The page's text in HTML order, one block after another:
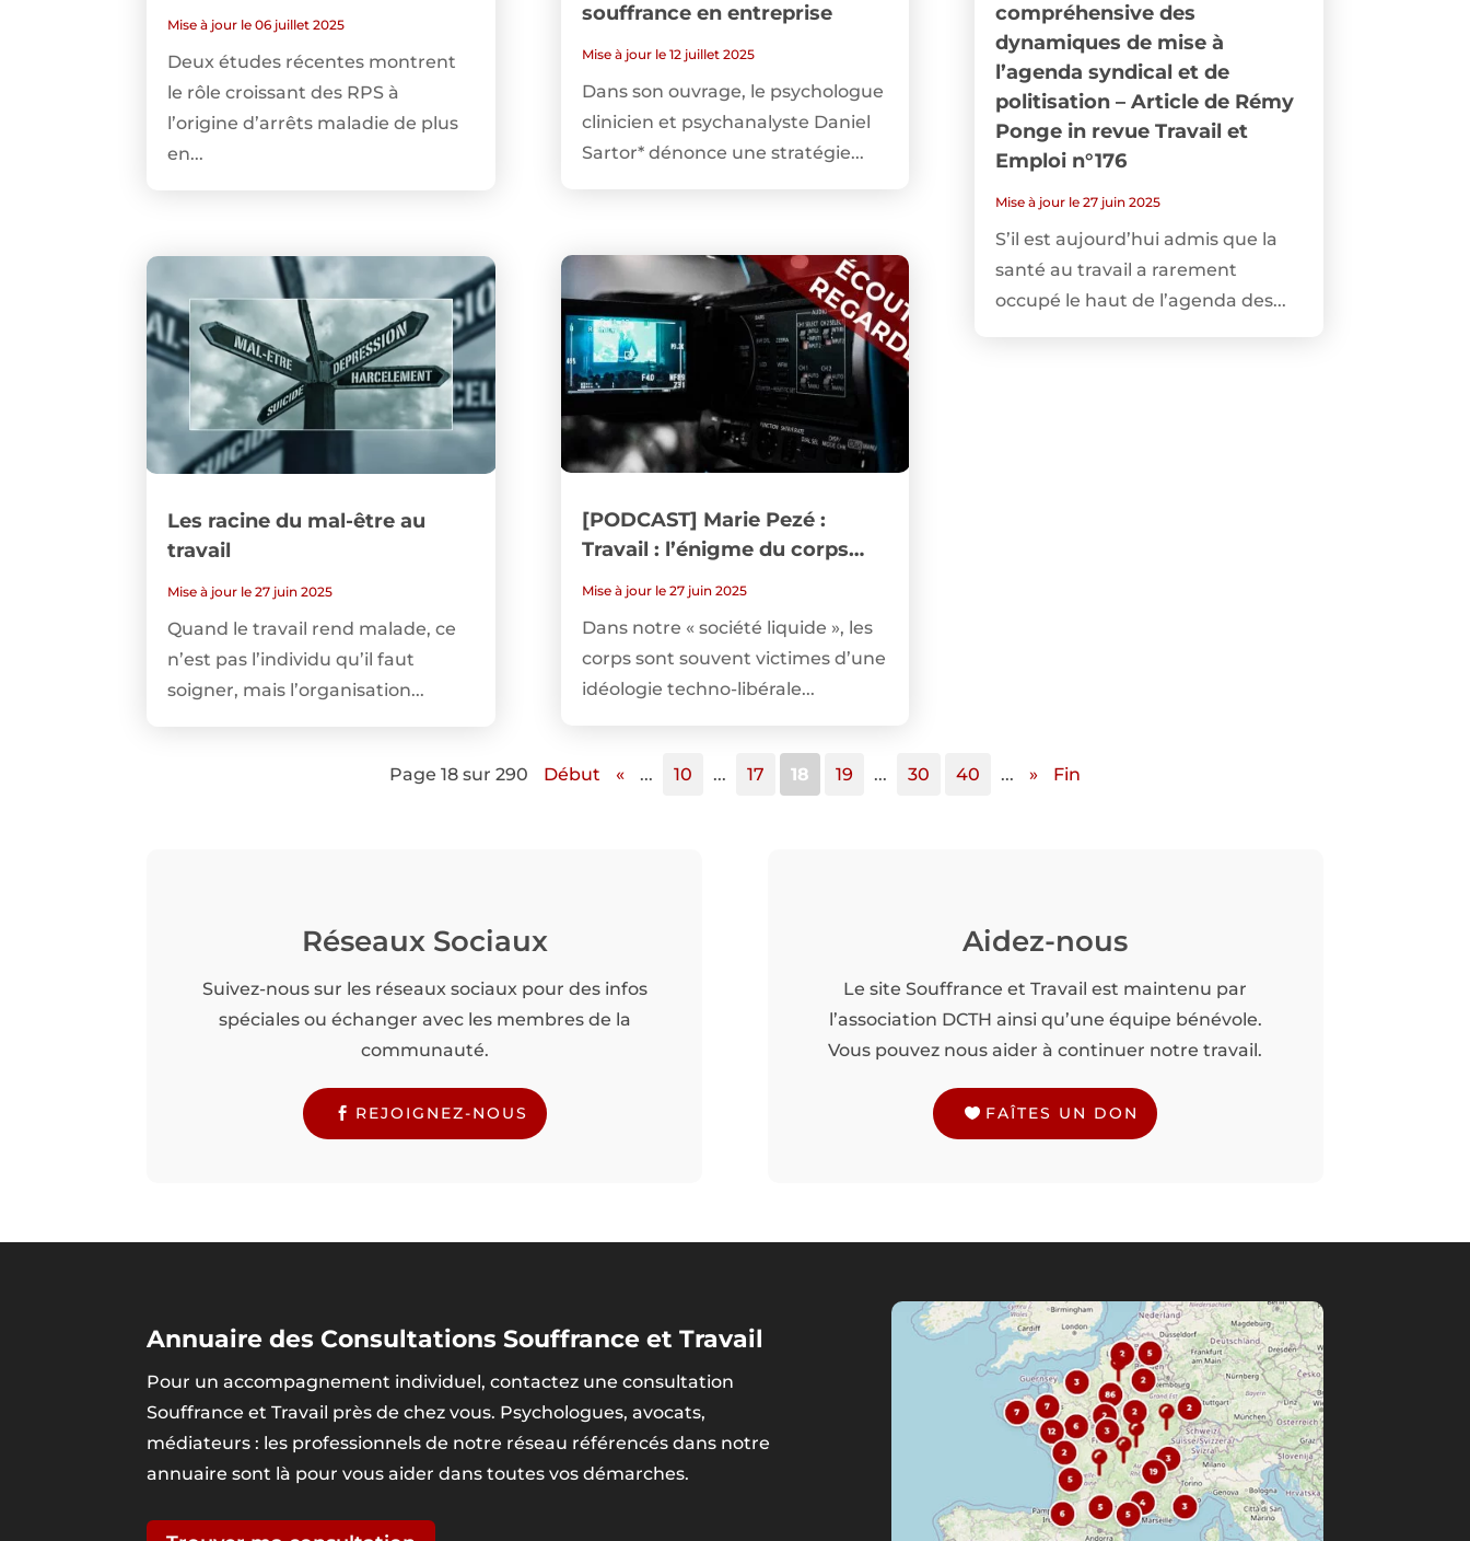
Mise à jour le 06 juillet 2025
Deux études récentes montrent
le rôle croissant des RPS à
l’origine d’arrêts maladie de plus
en...
Les racine du mal-être au
travail
Mise à jour le 27 juin 2025
Quand le travail rend malade, ce
n’est pas l’individu qu’il faut
soigner, mais l’organisation...
souffrance en entreprise
Mise à jour le 12 juillet 2025
Dans son ouvrage, le psychologue
clinicien et psychanalyste Daniel
Sartor* dénonce une stratégie...
[PODCAST] Marie Pezé :
Travail : l’énigme du corps…
Mise à jour le 27 juin 2025
Dans notre « société liquide », les
corps sont souvent victimes d’une
idéologie techno-libérale...
compréhensive des
dynamiques de mise à
l’agenda syndical et de
politisation – Article de Rémy
Ponge in revue Travail et
Emploi n°176
Mise à jour le 27 juin 2025
S’il est aujourd’hui admis que la
santé au travail a rarement
occupé le haut de l’agenda des...
Page 18 sur 290 Début « ... 10 ... 17 18 19 ... 30 40 ... » Fin
Réseaux Sociaux
Suivez-nous sur les réseaux sociaux pour des infos
spéciales ou échanger avec les membres de la
communauté.
REJOIGNEZ-NOUS
Aidez-nous
Le site Souffrance et Travail est maintenu par
l’association DCTH ainsi qu’une équipe bénévole.
Vous pouvez nous aider à continuer notre travail.
FAÎTES UN DON
Annuaire des Consultations Souffrance et Travail
Pour un accompagnement individuel, contactez une consultation
Souffrance et Travail près de chez vous. Psychologues, avocats,
médiateurs : les professionnels de notre réseau référencés dans notre
annuaire sont là pour vous aider dans toutes vos démarches.